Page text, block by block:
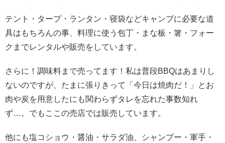
テント・タープ・ランタン・寝袋などキャンプに必要な道
具はもちろんの事、料理に使う包丁・まな板・箸・フォー
クまでレンタルや販売をしています。
さらに！調味料まで売ってます！私は普段BBQはあまりし
ないのですが、たまに張りきって「今日は焼肉だ！」とお
肉や炭を用意したにも関わらずタレを忘れた事数知れ
ず…。でもここの売店では販売しています。
他にも塩コショウ・醤油・サラダ油、シャンプー・軍手・